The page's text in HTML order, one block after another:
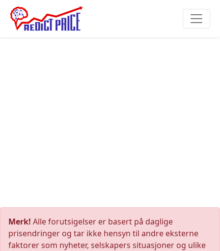
Merk! Alle forutsigelser er basert på daglige
prisendringer og tar ikke hensyn til andre eksterne
faktorer som nyheter, selskapers situasjoner og ulike